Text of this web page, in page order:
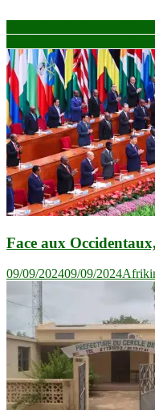
Navigation
de
l’article
Face aux
09/09/202409/09/2024